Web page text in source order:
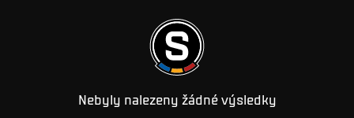
Nebyly nalezeny žádné výsledky